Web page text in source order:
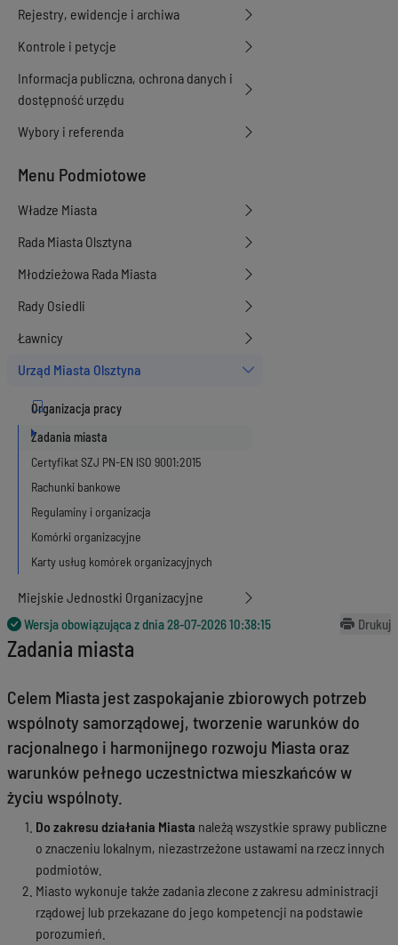
Rejestry, ewidencje i archiwa
Kontrole i petycje
Informacja publiczna, ochrona danych i
dostępność urzędu
Wybory i referenda
Menu Podmiotowe
Władze Miasta
Rada Miasta Olsztyna
Młodzieżowa Rada Miasta
Rady Osiedli
Ławnicy
Urząd Miasta Olsztyna
Zadania miasta
Certyfikat SZJ PN-EN ISO 9001:2015
Rachunki bankowe
Regulaminy i organizacja
Komórki organizacyjne
Karty usług komórek organizacyjnych
Miejskie Jednostki Organizacyjne
Wersja obowiązująca z dnia28-07-2026 10:38:15 Drukuj
Zadania miasta
Celem Miasta jest zaspokajanie zbiorowych potrzeb
wspólnoty samorządowej, tworzenie warunków do
racjonalnego i harmonijnego rozwoju Miasta oraz
warunków pełnego uczestnictwa mieszkańców w
życiu wspólnoty.
Do zakresu działania Miasta należą wszystkie sprawy publiczne
o znaczeniu lokalnym, niezastrzeżone ustawami na rzecz innych
podmiotów.
Miasto wykonuje także zadania zlecone z zakresu administracji
rządowej lub przekazane do jego kompetencji na podstawie
porozumień.